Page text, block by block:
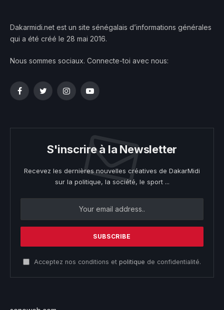
Dakarmidi.net est un site sénégalais d’informations générales
qui a été créé le 28 mai 2016.
Nous sommes sociaux. Connecte-toi avec nous:
FacebookTwitterInstagramYouTube
S'inscrire à la Newsletter
Recevez les dernières nouvelles créatives de DakarMidi
sur la politique, la société, le sport ...
Acceptez nos conditions et politique de confidentialité.